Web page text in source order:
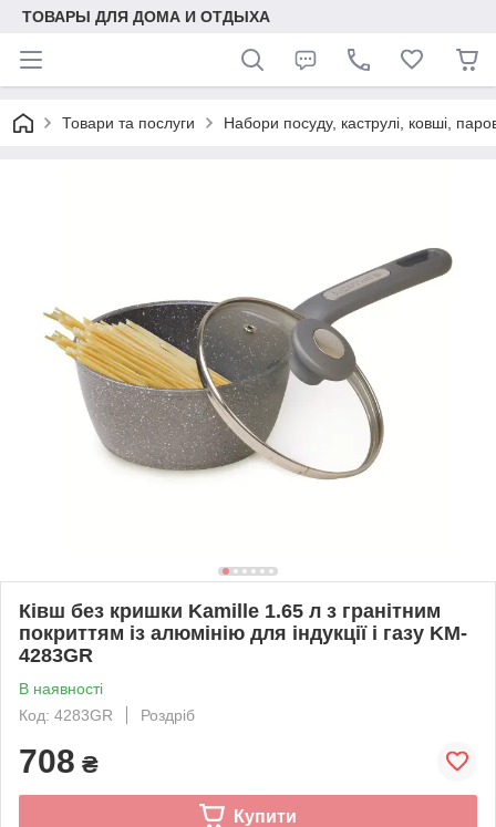
ТОВАРЫ ДЛЯ ДОМА И ОТДЫХА
Товари та послуги Набори посуду, каструлі, ковші,
Ківш без кришки Kamille 1.65 л з гранітним
покриттям із алюмінію для індукції і газу KM-
4283GR
В наявності
Код: 4283GR
Роздріб
708 ₴
Купити